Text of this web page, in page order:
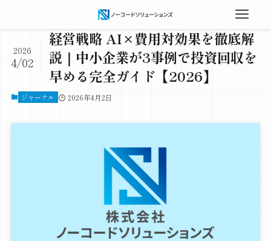
経営戦略 AI×費用対効果を徹底解
説｜中小企業が3事例で投資回収を
早める完全ガイド【2026】
2026
4/02
ジャーナル 2026年4月2日